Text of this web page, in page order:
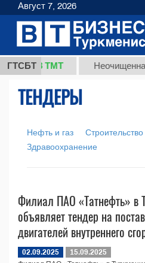
ГТСБТ
37,8 ТМТ Неочищенная
ТЕНДЕРЫ
Нефть и газ Строительство
Здравоохранение
Филиал ПАО «Татнефть» в
объявляет тендер на
двигателей внутреннего
02.09.2025
15.09.2025
Август 7, 2026